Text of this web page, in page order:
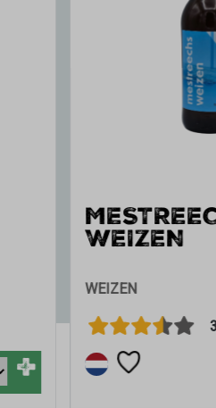
MESTREECHS
WEIZEN
WEIZEN
3.36 / 5